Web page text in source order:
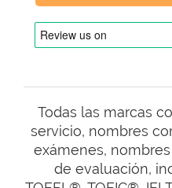
Todas las marcas
servicio, nombres
exámenes,
de evaluación,